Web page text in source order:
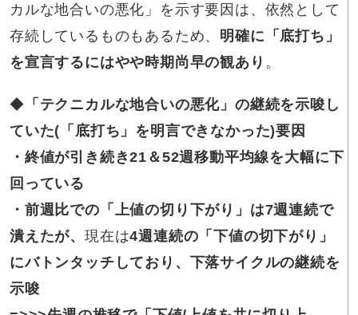
カルな地合いの悪化」を示す要因は、依然として
存続しているものもあるため、 明確に「底打ち」
を宣言するにはやや時期尚早の観あり 。
◆ 「テクニカルな地合いの悪化」の継続を示唆し
ていた(「底打ち」を明言できなかった)要因
・終値が引き続き21＆52週移動平均線を大幅に下
回っている
・前週比での「上値の切り下がり」は7週連続で
潰えたが、 現在は4週連続の「下値の切下がり」
にバトンタッチしており、下落サイクルの継続を
示唆